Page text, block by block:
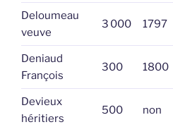
Deloumeau
veuve
3 000 1797
Deniaud
François
300 1800
Devieux
héritiers
500 non